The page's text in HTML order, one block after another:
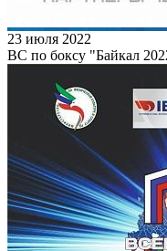
23 июля 2022
ВС по боксу "Байкал